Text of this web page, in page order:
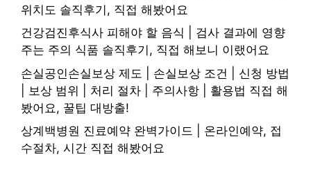
위치도 솔직후기, 직접 해봤어요
건강검진후식사 피해야 할 음식 | 검사 결과에 영향
주는 주의 식품 솔직후기, 직접 해보니 이랬어요
손실공인손실보상 제도 | 손실보상 조건 | 신청 방법
| 보상 범위 | 처리 절차 | 주의사항 | 활용법 직접 해
봤어요, 꿀팁 대방출!
상계백병원 진료예약 완벽가이드 | 온라인예약, 접
수절차, 시간 직접 해봤어요